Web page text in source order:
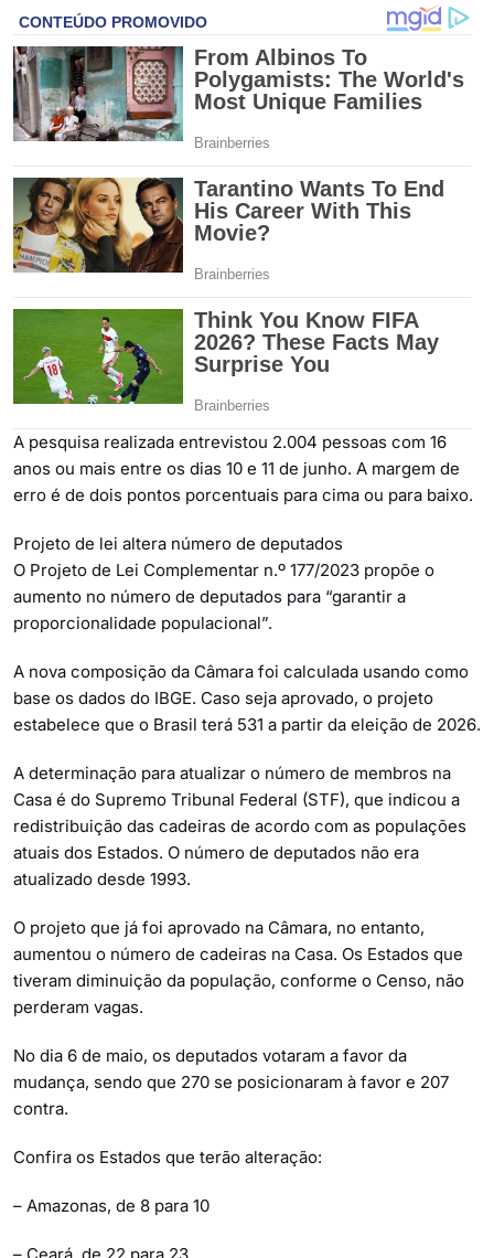
A pesquisa realizada entrevistou 2.004 pessoas com 16
anos ou mais entre os dias 10 e 11 de junho. A margem de
erro é de dois pontos porcentuais para cima ou para baixo.
Projeto de lei altera número de deputados
O Projeto de Lei Complementar n.º 177/2023 propõe o
aumento no número de deputados para “garantir a
proporcionalidade populacional”.
A nova composição da Câmara foi calculada usando como
base os dados do IBGE. Caso seja aprovado, o projeto
estabelece que o Brasil terá 531 a partir da eleição de 2026.
A determinação para atualizar o número de membros na
Casa é do Supremo Tribunal Federal (STF), que indicou a
redistribuição das cadeiras de acordo com as populações
atuais dos Estados. O número de deputados não era
atualizado desde 1993.
O projeto que já foi aprovado na Câmara, no entanto,
aumentou o número de cadeiras na Casa. Os Estados que
tiveram diminuição da população, conforme o Censo, não
perderam vagas.
No dia 6 de maio, os deputados votaram a favor da
mudança, sendo que 270 se posicionaram à favor e 207
contra.
Confira os Estados que terão alteração:
– Amazonas, de 8 para 10